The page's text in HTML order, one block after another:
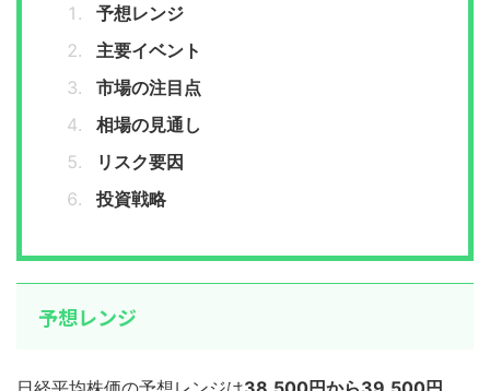
予想レンジ
主要イベント
市場の注目点
相場の見通し
リスク要因
投資戦略
予想レンジ